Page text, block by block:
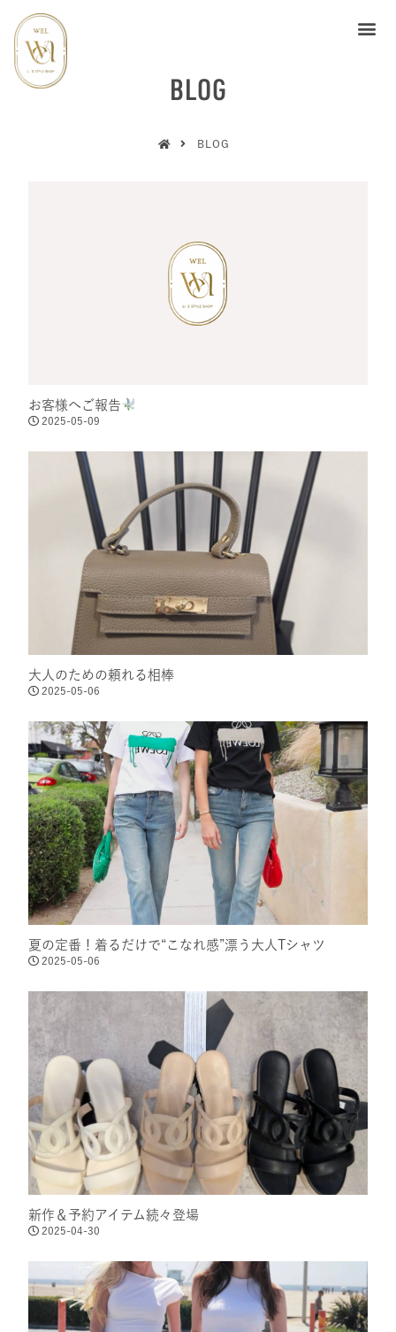
BLOG
BLOG
お客様へご報告
2025-05-09
大人のための頼れる相棒
2025-05-06
夏の定番！着るだけで“こなれ感”漂う大人Tシャツ
2025-05-06
新作＆予約アイテム続々登場
2025-04-30